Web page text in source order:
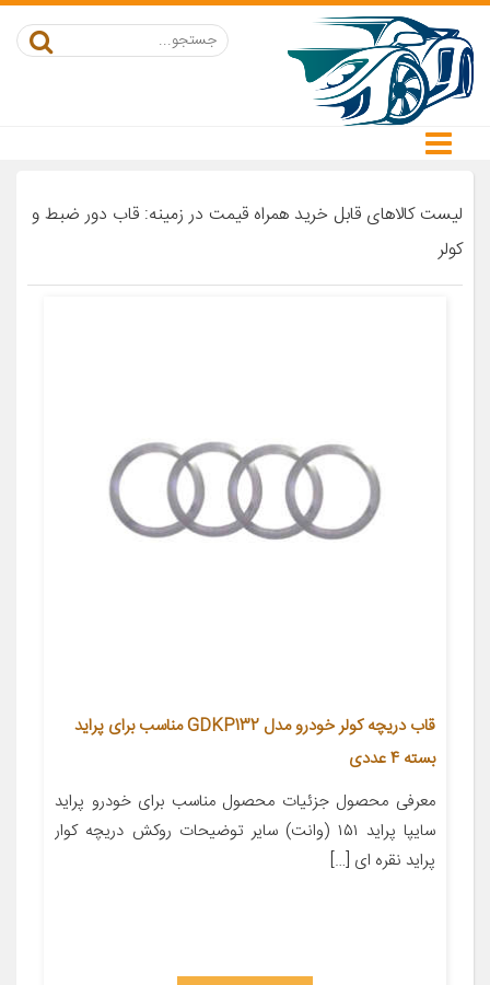
لیست کالاهای قابل خرید همراه قیمت در زمینه: قاب دور ضبط و
کولر
قاب دریچه کولر خودرو مدل GDKP132 مناسب برای پراید
بسته 4 عددی
معرفی محصول جزئیات محصول مناسب برای خودرو پراید
سایپا پراید ۱۵۱ (وانت) سایر توضیحات روکش دریچه کوار
پراید نقره ای […]